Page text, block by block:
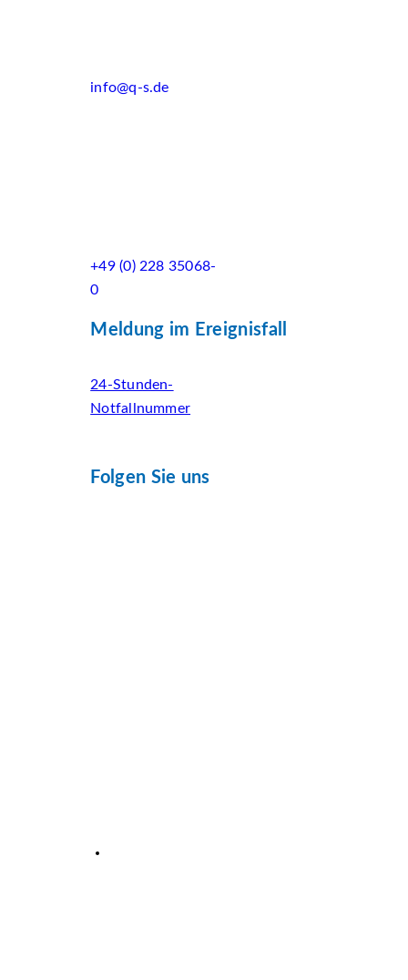
info@q-s.de
+49 (0) 228 35068-
0
Meldung im Ereignisfall
24-Stunden-
Notfallnummer
Folgen Sie uns